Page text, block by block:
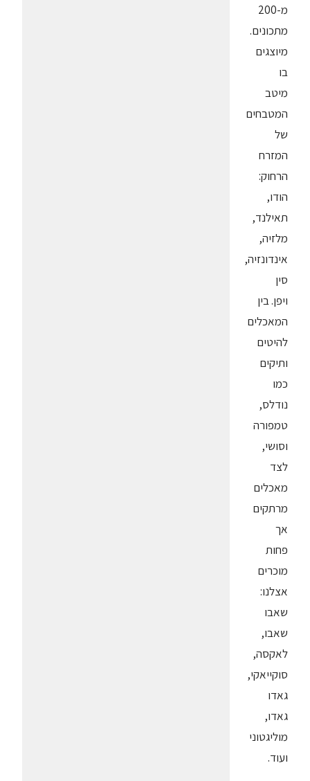
מ-200
מתכונים.
מיוצגים
בו
מיטב
המטבחים
של
המזרח
הרחוק:
הודו,
תאילנד,
מלזיה,
אינדונזיה,
סין
ויפן. בין
המאכלים
להיטים
ותיקים
כמו
נודלס,
טמפורה
וסושי,
לצד
מאכלים
מרתקים
אך
פחות
מוכרים
אצלנו:
שאבו
שאבו,
לאקסה,
סוקייאקי,
גאדו
גאדו,
מוליגטוני
ועוד.